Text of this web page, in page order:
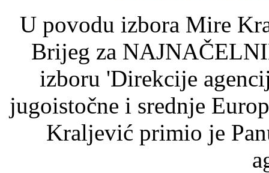
U povodu izbora Mire
Brijeg za
izboru 'Direkcije
jugoistočne i srednje
Kraljević primio je